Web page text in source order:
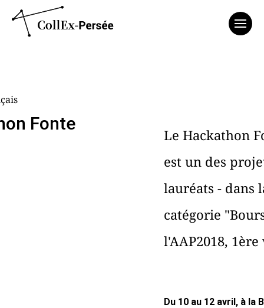
Fonte
Le Hackathon
est un des
lauréats - dans
catégorie
l'AAP2018, 1ère
Du 10 au 12 avril, à la